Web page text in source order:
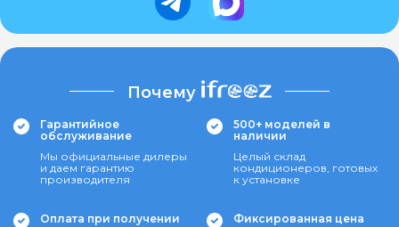
Почему
Гарантийное
обслуживание
Мы официальные дилеры
и даем гарантию
производителя
500+ моделей в
наличии
Целый склад
кондиционеров, готовых
к установке
Оплата при получении Фиксированная цена